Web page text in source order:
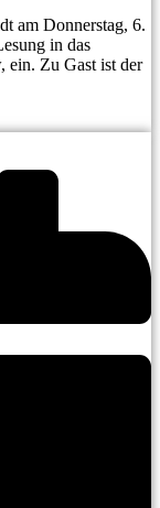
am Donnerstag, 6.
in das
ein. Zu Gast ist der